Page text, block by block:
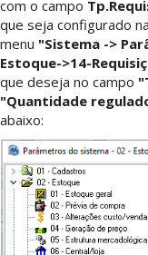
com o campo
que seja configurado
menu "Sistema ->
Estoque->14-
que deseja no campo
"Quantidade
abaixo: